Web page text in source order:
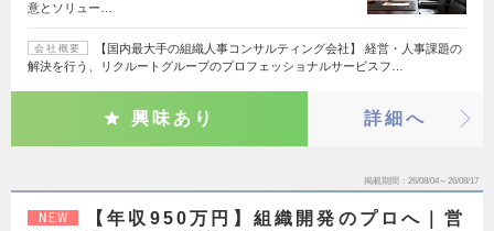
意とソリュー…
会社概要
【国内最大手の組織人事コンサルティング会社】 経営・人事課題の
解決を行う、リクルートグループのプロフェッショナルサービスフ…
興味あり 詳細へ
掲載期間 26/08/04～26/08/17
NEW
【年収950万円】組織開発のプロへ｜営